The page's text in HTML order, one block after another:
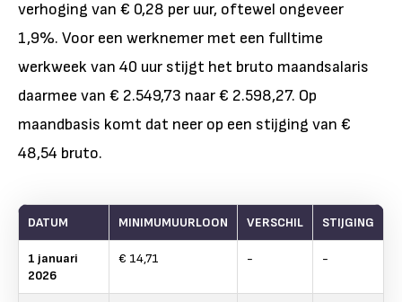
verhoging van € 0,28 per uur, oftewel ongeveer
1,9%. Voor een werknemer met een fulltime
werkweek van 40 uur stijgt het bruto maandsalaris
daarmee van € 2.549,73 naar € 2.598,27. Op
maandbasis komt dat neer op een stijging van €
48,54 bruto.
DATUM MINIMUMUURLOON VERSCHIL STIJGING
1 januari
2026
€ 14,71 - -